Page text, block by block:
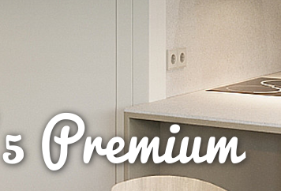
5Premium